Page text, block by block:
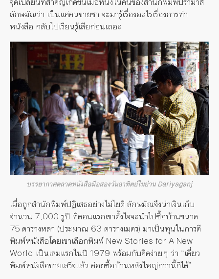
ลักษมัณว่า เป็นแค่คนขายชา จะมารู้เรื่องอะไรเรื่องการทำ
หนังสือ กลับไปเรียนรู้เสียก่อนเถอะ
บรรยากาศตลาดหนังสือมือสองวันอาทิตย์ในย่าน Dariyaganj
เมื่อถูกสำนักพิมพ์ปฏิเสธอย่างไม่ไยดี ลักษมัณจึงนำเงินเก็บ
จำนวน 7,000 รูปี ที่ตอนแรกเขาตั้งใจจะนำไปซื้อบ้านขนาด
75 ตารางหลา (ประมาณ 63 ตารางเมตร) มาเป็นทุนในการตี
พิมพ์หนังสือโดยเขาเลือกพิมพ์ New Stories for A New
World เป็นเล่มแรกในปี 1979 พร้อมกับคิดง่ายๆ ว่า “เดี๋ยว
พิมพ์หนังสือขายเสร็จแล้ว ค่อยซื้อบ้านหลังใหญ่กว่านี้ก็ได้”